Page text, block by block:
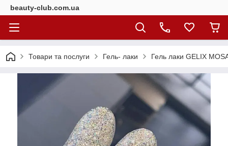
beauty-club.com.ua
Товари та послуги Гель- лаки Гель лаки GELIX